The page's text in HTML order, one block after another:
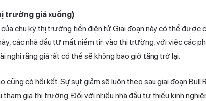
trường giá xuống)
chu kỳ thị trường tiền điện tử. Giai đoạn này có thể được
các nhà đầu tư mất niềm tin vào thị trường, với việc các
nghi rằng giá rất có thể sẽ không bao giờ tăng trở lại.
cũng có hồi kết. Sự sụt giảm sẽ luôn theo sau giai đoạn Bull
tham gia thị trường. Đối với nhiều nhà đầu tư thiếu kinh